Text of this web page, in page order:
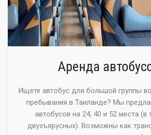
Аренда
Ищете автобус для большой группы
пребывания в Таиланде? Мы
автобусов на 24, 40 и 52 места (в
двухъярусных). Возможны как